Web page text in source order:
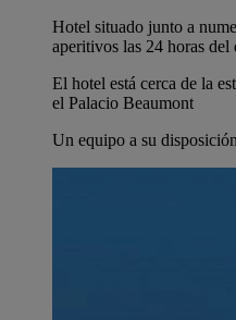
Hotel situado junto a
aperitivos las 24 horas del
El hotel está cerca de la
el Palacio Beaumont
Un equipo a su